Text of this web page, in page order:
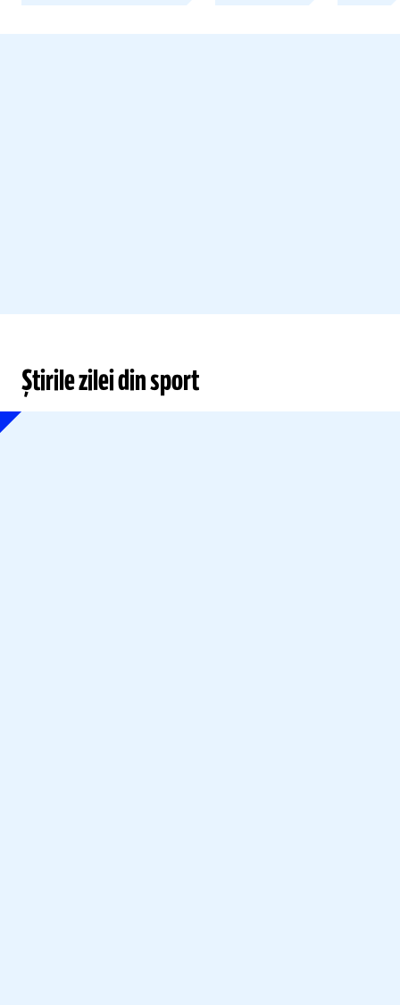
Știrile zilei din sport